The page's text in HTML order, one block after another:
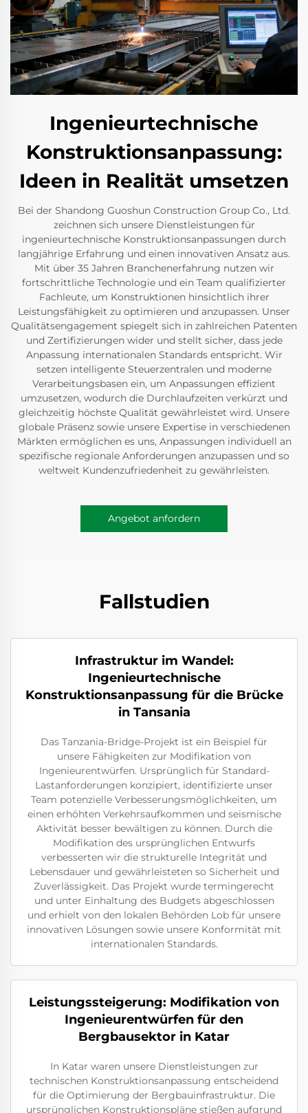
Ingenieurtechnische
Konstruktionsanpassung:
Ideen in Realität umsetzen
Bei der Shandong Guoshun Construction Group Co., Ltd.
zeichnen sich unsere Dienstleistungen für
ingenieurtechnische Konstruktionsanpassungen durch
langjährige Erfahrung und einen innovativen Ansatz aus.
Mit über 35 Jahren Branchenerfahrung nutzen wir
fortschrittliche Technologie und ein Team qualifizierter
Fachleute, um Konstruktionen hinsichtlich ihrer
Leistungsfähigkeit zu optimieren und anzupassen. Unser
Qualitätsengagement spiegelt sich in zahlreichen Patenten
und Zertifizierungen wider und stellt sicher, dass jede
Anpassung internationalen Standards entspricht. Wir
setzen intelligente Steuerzentralen und moderne
Verarbeitungsbasen ein, um Anpassungen effizient
umzusetzen, wodurch die Durchlaufzeiten verkürzt und
gleichzeitig höchste Qualität gewährleistet wird. Unsere
globale Präsenz sowie unsere Expertise in verschiedenen
Märkten ermöglichen es uns, Anpassungen individuell an
spezifische regionale Anforderungen anzupassen und so
weltweit Kundenzufriedenheit zu gewährleisten.
Angebot anfordern
Fallstudien
Infrastruktur im Wandel:
Ingenieurtechnische
Konstruktionsanpassung für die Brücke
in Tansania
Das Tanzania-Bridge-Projekt ist ein Beispiel für
unsere Fähigkeiten zur Modifikation von
Ingenieurentwürfen. Ursprünglich für Standard-
Lastanforderungen konzipiert, identifizierte unser
Team potenzielle Verbesserungsmöglichkeiten, um
einen erhöhten Verkehrsaufkommen und seismische
Aktivität besser bewältigen zu können. Durch die
Modifikation des ursprünglichen Entwurfs
verbesserten wir die strukturelle Integrität und
Lebensdauer und gewährleisteten so Sicherheit und
Zuverlässigkeit. Das Projekt wurde termingerecht
und unter Einhaltung des Budgets abgeschlossen
und erhielt von den lokalen Behörden Lob für unsere
innovativen Lösungen sowie unsere Konformität mit
internationalen Standards.
Leistungssteigerung: Modifikation von
Ingenieurentwürfen für den
Bergbausektor in Katar
In Katar waren unsere Dienstleistungen zur
technischen Konstruktionsanpassung entscheidend
für die Optimierung der Bergbauinfrastruktur. Die
ursprünglichen Konstruktionspläne stießen aufgrund